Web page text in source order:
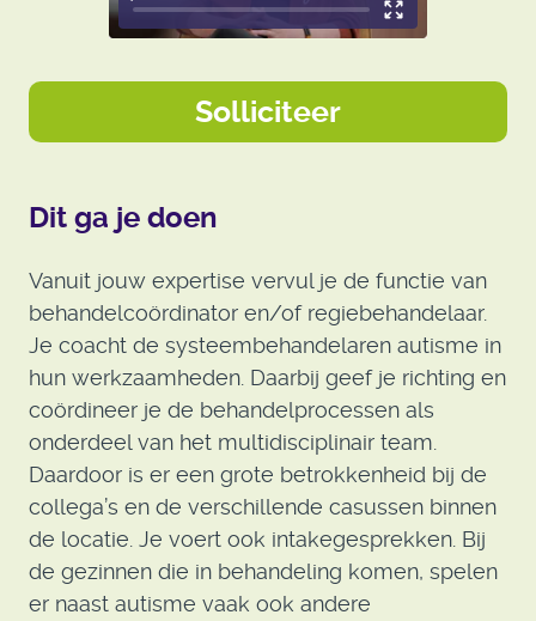
Solliciteer
Dit ga je doen
Vanuit jouw expertise vervul je de functie van
behandelcoördinator en/of regiebehandelaar.
Je coacht de systeembehandelaren autisme in
hun werkzaamheden. Daarbij geef je richting en
coördineer je de behandelprocessen als
onderdeel van het multidisciplinair team.
Daardoor is er een grote betrokkenheid bij de
collega’s en de verschillende casussen binnen
de locatie. Je voert ook intakegesprekken. Bij
de gezinnen die in behandeling komen, spelen
er naast autisme vaak ook andere